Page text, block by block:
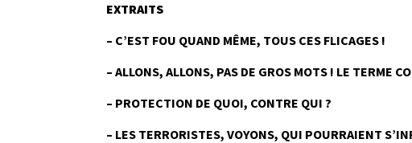
EXTRAITS
– C’EST FOU QUAND MÊME, TOUS CES FLICAGES !
– ALLONS, ALLONS, PAS DE GROS MOTS ! LE TERME
– PROTECTION DE QUOI, CONTRE QUI ?
– LES TERRORISTES, VOYONS, QUI POURRAIENT